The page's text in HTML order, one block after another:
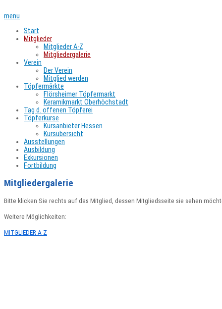
menu
Start
Mitglieder
Mitglieder A-Z
Mitgliedergalerie
Verein
Der Verein
Mitglied werden
Töpfermärkte
Flörsheimer Töpfermarkt
Keramikmarkt Oberhöchstadt
Tag d. offenen Töpferei
Töpferkurse
Kursanbieter Hessen
Kursübersicht
Ausstellungen
Ausbildung
Exkursionen
Fortbildung
Mitgliedergalerie
Bitte klicken Sie rechts auf das Mitglied, dessen Mitgliedsseite sie sehen
Weitere Möglichkeiten:
MITGLIEDER A-Z